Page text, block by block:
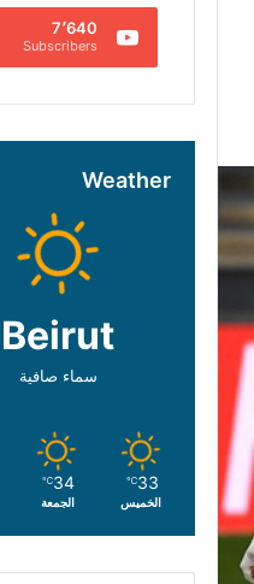
7٬640
Subscribers
Weather
Beirut
سماء صافية
33
℃
الخميس
34
℃
الجمعة